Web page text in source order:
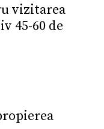
vizitarea
45-60 de